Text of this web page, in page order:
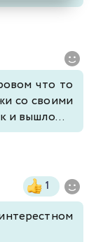
что то
со своими
и вышло...
1